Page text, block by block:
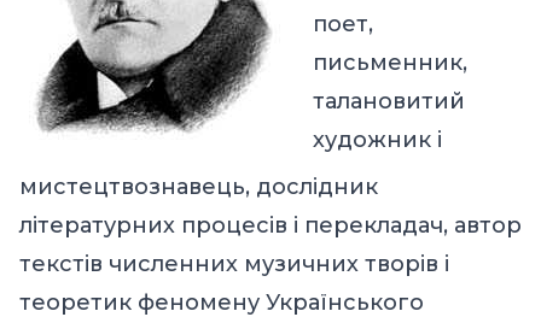
поет,
письменник,
талановитий
художник і
мистецтвознавець, дослідник
літературних процесів і перекладач, автор
текстів численних музичних творів і
теоретик феномену Українського